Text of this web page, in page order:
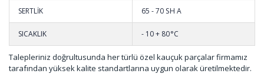
SERTLİK 65 - 70 SH A
SICAKLIK - 10 + 80°C
Talepleriniz doğrultusunda her türlü özel kauçuk parçalar firmamız
tarafından yüksek kalite standartlarına uygun olarak üretilmektedir.